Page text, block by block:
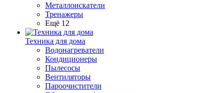
Металлоискатели
Тренажеры
Ещё 12
Техника для дома
Водонагреватели
Кондиционеры
Пылесосы
Вентиляторы
Пароочистители